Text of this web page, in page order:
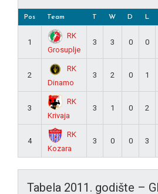
Pos Team T W D L
1
RK
Grosuplje
3 3 0 0
2
RK
Dinamo
3 2 0 1
3
RK
Krivaja
3 1 0 2
4
RK
Kozara
3 0 0 3
Tabela 2011. godište –